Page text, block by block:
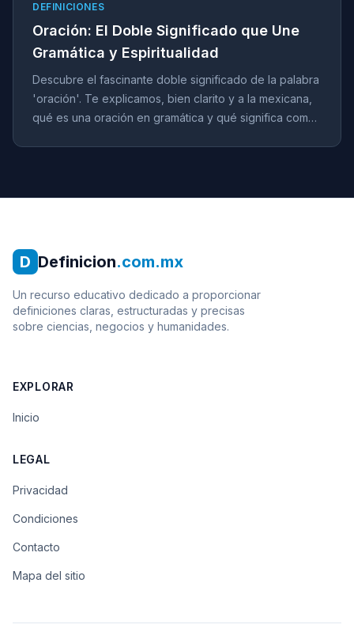
DEFINICIONES
Oración: El Doble Significado que Une
Gramática y Espiritualidad
Descubre el fascinante doble significado de la palabra
'oración'. Te explicamos, bien clarito y a la mexicana,
qué es una oración en gramática y qué significa como
D Definicion.com.mx
Un recurso educativo dedicado a proporcionar
definiciones claras, estructuradas y precisas
sobre ciencias, negocios y humanidades.
EXPLORAR
Inicio
LEGAL
Privacidad
Condiciones
Contacto
Mapa del sitio